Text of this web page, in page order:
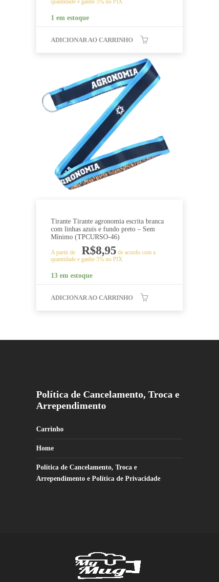
quantidade e ganhe 5% no PIX
1 em estoque
ADICIONAR AO CARRINHO
Tirante Tirante agronomia escrita branca
com linhas azuis e fundo preto – Sem
Mínimo (TPCURSO-46)
A partir de R$8,95 de acordo com a
quantidade e ganhe 5% no PIX
13 em estoque
ADICIONAR AO CARRINHO
Política de Cancelamento, Troca e
Arrependimento
Carrinho
Home
Política de Cancelamento, Troca e
Arrependimento e Política de Privacidade